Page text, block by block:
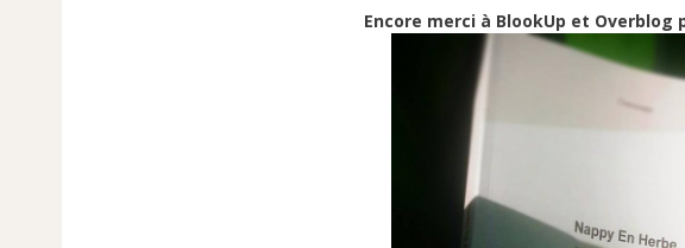
Encore merci à BlookUp et Overblog